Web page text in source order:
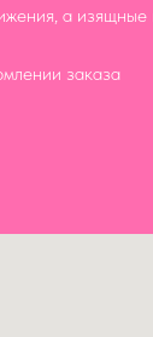
а
заказа